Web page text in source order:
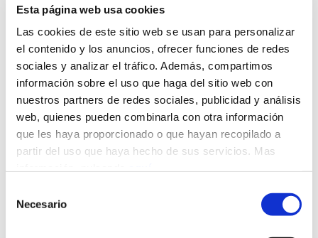
Esta página web usa cookies
Las cookies de este sitio web se usan para personalizar
el contenido y los anuncios, ofrecer funciones de redes
sociales y analizar el tráfico. Además, compartimos
información sobre el uso que haga del sitio web con
nuestros partners de redes sociales, publicidad y análisis
web, quienes pueden combinarla con otra información
que les haya proporcionado o que hayan recopilado a
partir del uso que haya hecho de sus servicios. Mas
Necesario
Por qué el derecho informático
Desde la aparición de la informáticacomo un
fenómeno, ésta ha sido benéfica en las distintas
áreas de la ciencia y la cultura. La tecnología
siempre ha sido gran aliada del ser humano, pero
¿qué pasa cuando ésta se pone al servicio de la
delincuencia? Precisamente eso es lo que ha
ocurrido, ahora los delincuentes utilizan éste
medio para consumar sus actos delictuosos,